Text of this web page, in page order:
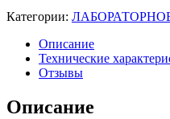
Категории:
Описание
Технические
Отзывы
Описание